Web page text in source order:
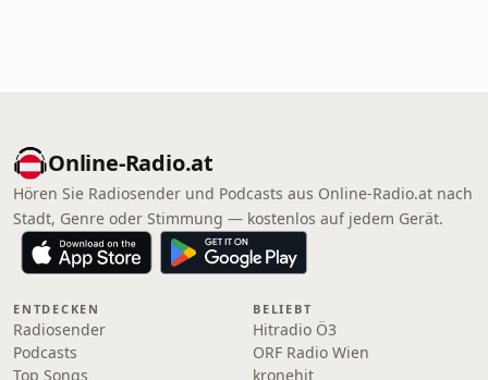
Online‑Radio.at
Hören Sie Radiosender und Podcasts aus Online‑Radio.at nach
Stadt, Genre oder Stimmung — kostenlos auf jedem Gerät.
ENTDECKEN
Radiosender
Podcasts
Top Songs
BELIEBT
Hitradio Ö3
ORF Radio Wien
kronehit